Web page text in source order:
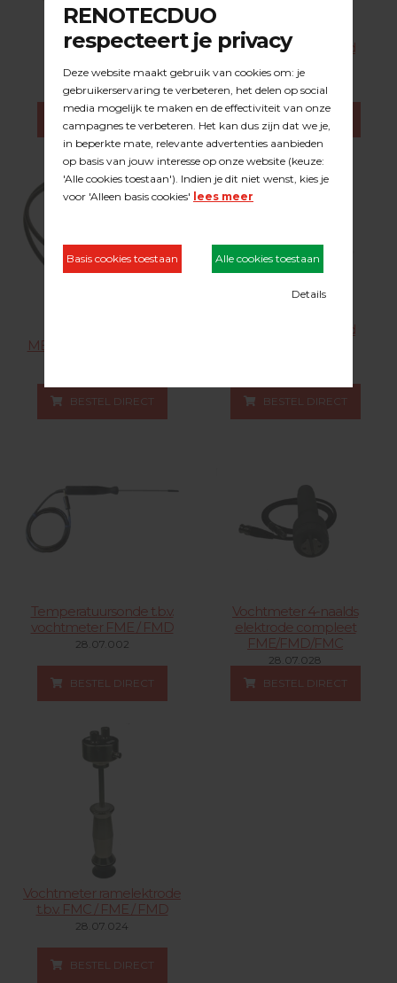
Diepte meetprop
Vochtmeter 4-naald
28.07.031
MEETKABEL-TYPE BNC-
BESTEL DIRECT
Vochtmeter 4-naald
BESTEL DIRECT
Temperatuursonde t.b.v.
vochtmeter FME / FMD
28.07.002
BESTEL DIRECT
Vochtmeter 4-naalds
elektrode compleet
FME/FMD/FMC
28.07.028
BESTEL DIRECT
Vochtmeter ramelektrode
t.b.v. FMC / FME / FMD
28.07.024
BESTEL DIRECT